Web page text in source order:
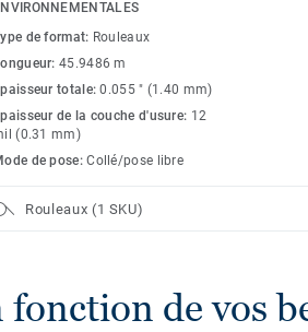
de format: Rouleaux
45.9486 m
totale:0.055 " (1.40 mm)
de la couche d'usure: 12
(0.31 mm)
de pose:Collé/pose libre
Rouleaux (1 SKU)
de vos